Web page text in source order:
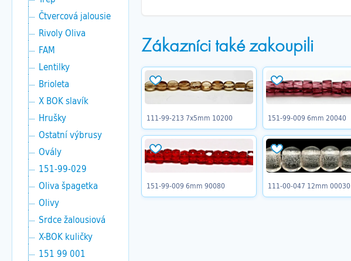
Čtvercová jalousie
Rivoly Oliva
FAM
Lentilky
Brioleta
X BOK slavík
Hrušky
Ostatní výbrusy
Ovály
151-99-029
Oliva špagetka
Olivy
Srdce žalousiová
X-BOK kuličky
151 99 001
Zákazníci také zakoupili
111-99-213 7x5mm 10200 151-99-009 6mm 20040
151-99-009 6mm 90080 111-00-047 12mm 00030